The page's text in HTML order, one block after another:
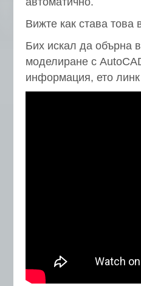
Вижте как става това
Бих искал да обърна
моделиране с
информация, ето